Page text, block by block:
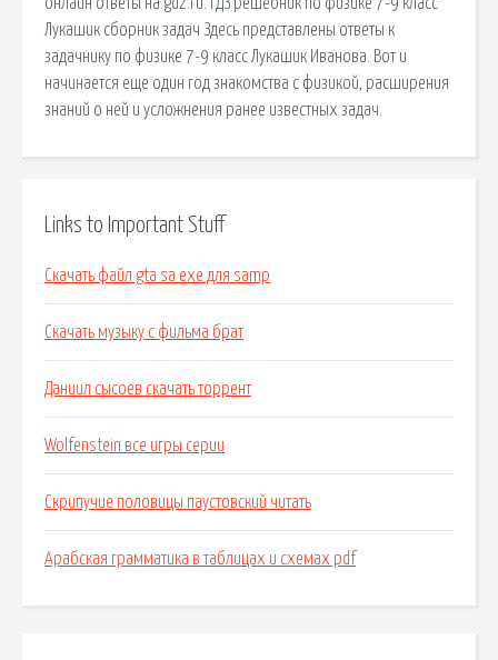
Лукашик сборник задач Здесь представлены ответы к
задачнику по физике 7-9 класс Лукашик Иванова. Вот и
начинается еще один год знакомства с физикой, расширения
знаний о ней и усложнения ранее известных задач.
Links to Important Stuff
Скачать файл gta sa exe для samp
Скачать музыку с фильма брат
Даниил сысоев скачать торрент
Wolfenstein все игры серии
Скрипучие половицы паустовский читать
Арабская грамматика в таблицах и схемах pdf